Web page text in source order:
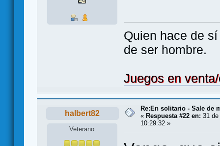
Quien hace de
de ser hombre.
Juegos en
halbert82
Veterano
Re:En solitario - Sale de
« Respuesta #22 en: 31
10:29:32 »